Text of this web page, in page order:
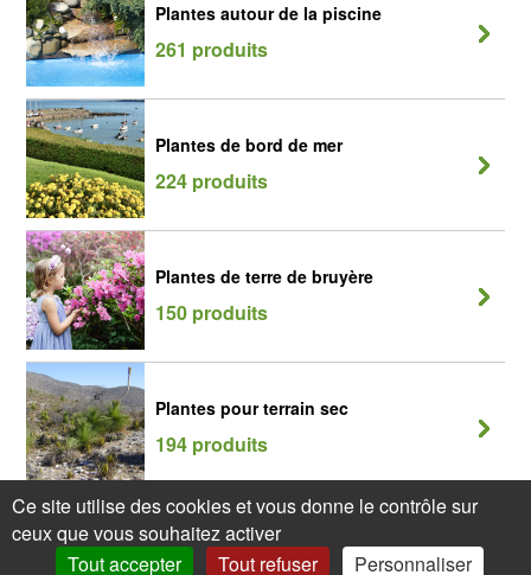
Plantes autour de la piscine
261 produits
Plantes de bord de mer
224 produits
Plantes de terre de bruyère
150 produits
Plantes pour terrain sec
194 produits
Ce site utilise des cookies et vous donne le contrôle sur
ceux que vous souhaitez activer
Tout accepter
Tout refuser Personnaliser